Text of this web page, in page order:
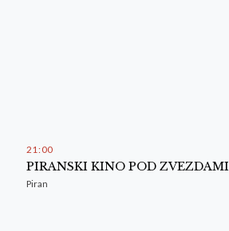
21 : 00
PIRANSKI KINO POD ZVEZDAMI
Piran